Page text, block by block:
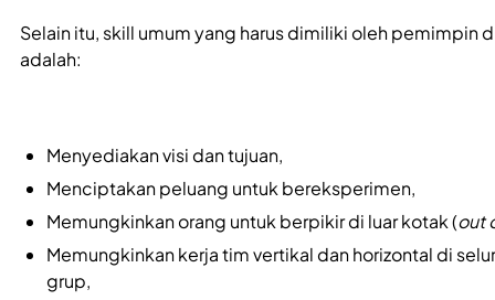
Selain itu, skill umum yang harus dimiliki oleh pemimpin
adalah:
Menyediakan visi dan tujuan,
Menciptakan peluang untuk bereksperimen,
Memungkinkan orang untuk berpikir di luar kotak (out
Memungkinkan kerja tim vertikal dan horizontal di
grup,